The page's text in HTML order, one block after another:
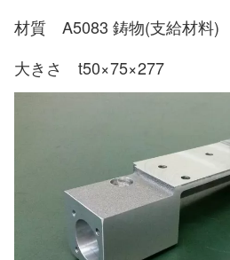
材質 A5083 鋳物(支給材料)
大きさ t50×75×277